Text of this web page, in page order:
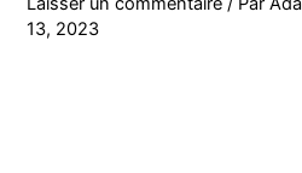
13, 2023